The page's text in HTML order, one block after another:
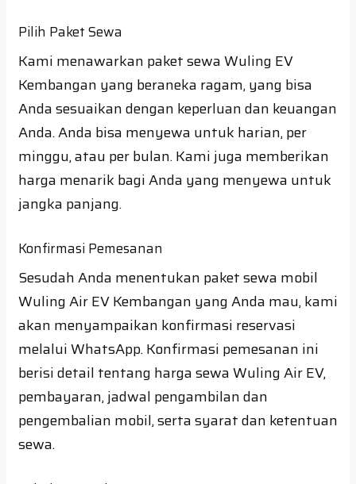
Pilih Paket Sewa
Kami menawarkan paket sewa Wuling EV
Kembangan yang beraneka ragam, yang bisa
Anda sesuaikan dengan keperluan dan keuangan
Anda. Anda bisa menyewa untuk harian, per
minggu, atau per bulan. Kami juga memberikan
harga menarik bagi Anda yang menyewa untuk
jangka panjang.
Konfirmasi Pemesanan
Sesudah Anda menentukan paket sewa mobil
Wuling Air EV Kembangan yang Anda mau, kami
akan menyampaikan konfirmasi reservasi
melalui WhatsApp. Konfirmasi pemesanan ini
berisi detail tentang harga sewa Wuling Air EV,
pembayaran, jadwal pengambilan dan
pengembalian mobil, serta syarat dan ketentuan
sewa.